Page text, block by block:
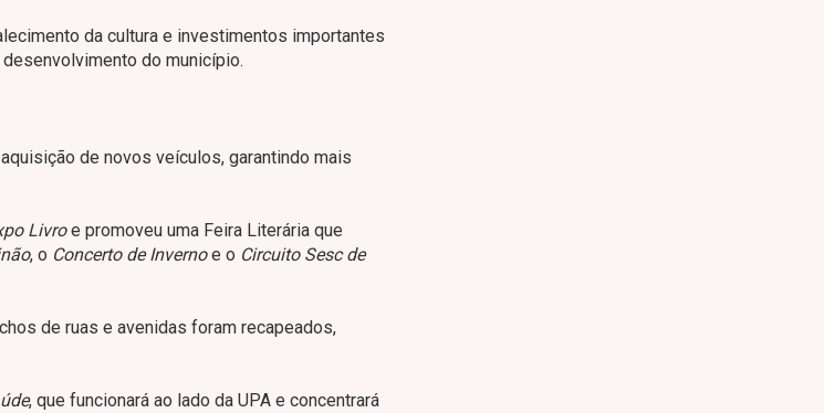
da cultura e investimentos importantes
do município.
de novos veículos, garantindo mais
Livroe promoveu uma Feira Literária que
, o Concerto de Invernoe o Circuito Sesc de
de ruas e avenidas foram recapeados,
, que funcionará ao lado da UPA e concentrará